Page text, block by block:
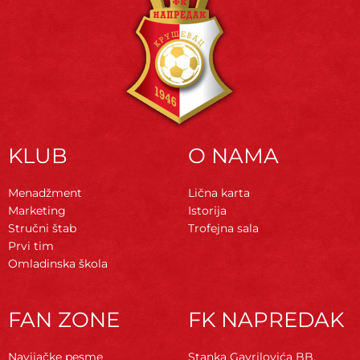
KLUB
Menadžment
Marketing
Stručni štab
Prvi tim
Omladinska škola
O NAMA
Lična karta
Istorija
Trofejna sala
FAN ZONE
Navijačke pesme
FK NAPREDAK
Stanka Gavrilovića BB,